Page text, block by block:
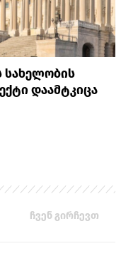
სახელობის
დაამტკიცა
ჩვენ გირჩევთ